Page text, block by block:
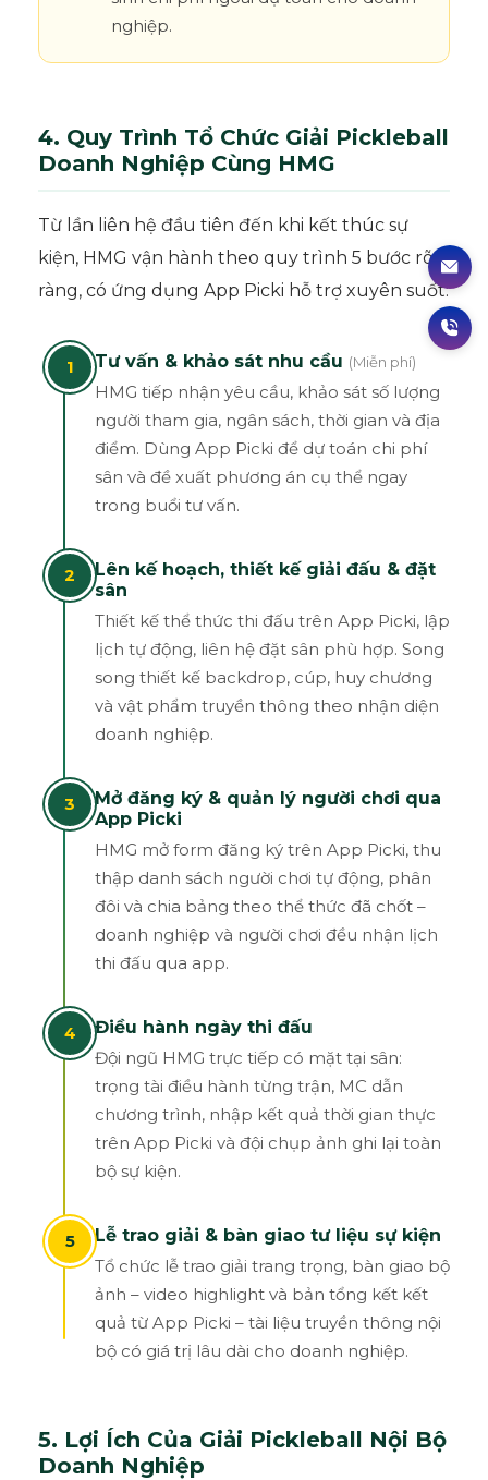
nghiệp.
4. Quy Trình Tổ Chức Giải Pickleball
Doanh Nghiệp Cùng HMG
Từ lần liên hệ đầu tiên đến khi kết thúc sự
kiện, HMG vận hành theo quy trình 5 bước rõ
ràng, có ứng dụng App Picki hỗ trợ xuyên suốt:
1 Tư vấn & khảo sát nhu cầu (Miễn phí)
HMG tiếp nhận yêu cầu, khảo sát số lượng
người tham gia, ngân sách, thời gian và địa
điểm. Dùng App Picki để dự toán chi phí
sân và đề xuất phương án cụ thể ngay
trong buổi tư vấn.
2
Lên kế hoạch, thiết kế giải đấu & đặt
sân
Thiết kế thể thức thi đấu trên App Picki, lập
lịch tự động, liên hệ đặt sân phù hợp. Song
song thiết kế backdrop, cúp, huy chương
và vật phẩm truyền thông theo nhận diện
doanh nghiệp.
3
Mở đăng ký & quản lý người chơi qua
App Picki
HMG mở form đăng ký trên App Picki, thu
thập danh sách người chơi tự động, phân
đôi và chia bảng theo thể thức đã chốt –
doanh nghiệp và người chơi đều nhận lịch
thi đấu qua app.
4
Điều hành ngày thi đấu
Đội ngũ HMG trực tiếp có mặt tại sân:
trọng tài điều hành từng trận, MC dẫn
chương trình, nhập kết quả thời gian thực
trên App Picki và đội chụp ảnh ghi lại toàn
bộ sự kiện.
5
Lễ trao giải & bàn giao tư liệu sự kiện
Tổ chức lễ trao giải trang trọng, bàn giao bộ
ảnh – video highlight và bản tổng kết kết
quả từ App Picki – tài liệu truyền thông nội
bộ có giá trị lâu dài cho doanh nghiệp.
5. Lợi Ích Của Giải Pickleball Nội Bộ
Doanh Nghiệp